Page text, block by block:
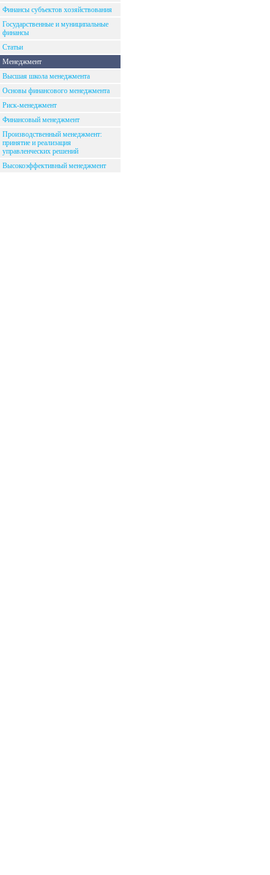
Финансы субъектов хозяйствования
Государственные и муниципальные
финансы
Статьи
Менеджмент
Высшая школа менеджмента
Основы финансового менеджмента
Риск-менеджмент
Финансовый менеджмент
Производственный менеджмент:
принятие и реализация
управленческих решений
Высокоэффективный менеджмент